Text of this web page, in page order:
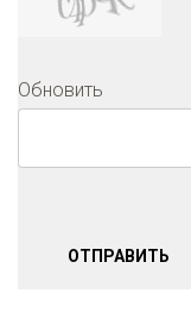
Обновить
ОТПРАВИТЬ